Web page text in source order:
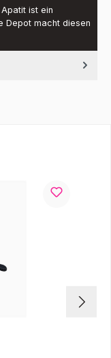
ist ein
Depot macht diesen